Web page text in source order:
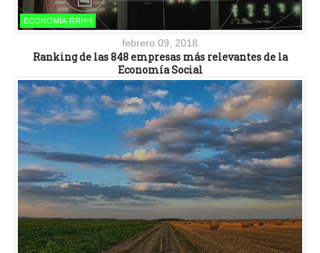
ECONOMÍA-RRHH
febrero 09, 2018
Ranking de las 848 empresas más relevantes de la
Economía Social